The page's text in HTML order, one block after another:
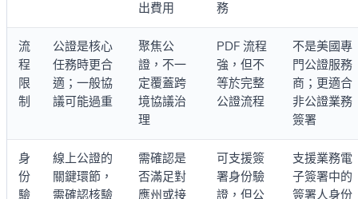
出費用
務
流
程
限
制
公證是核心
任務時更合
適；一般協
議可能過重
聚焦公
證，不一
定覆蓋跨
境協議治
理
PDF 流程
強，但不
等於完整
公證流程
不是美國專
門公證服務
商；更適合
非公證業務
簽署
身
份
驗
線上公證的
關鍵環節，
需確認核驗
需確認是
否滿足對
應州或接
可支援簽
署身份驗
證，但公
支援業務電
子簽署中的
簽署人身份